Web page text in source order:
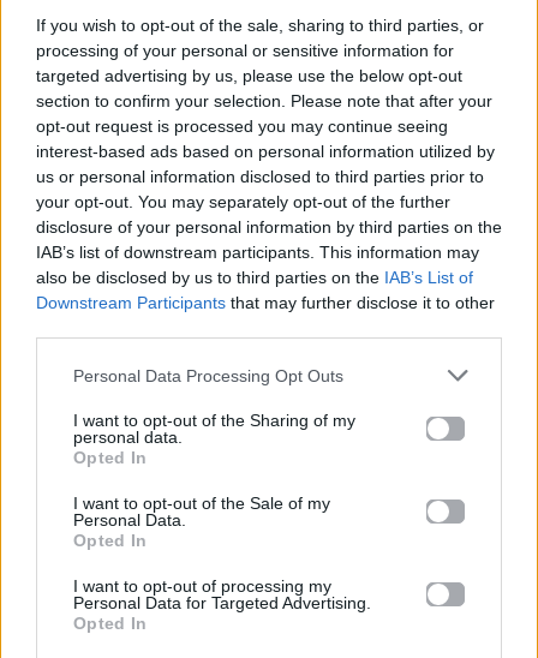
If you wish to opt-out of the sale, sharing to third parties, or
processing of your personal or sensitive information for
targeted advertising by us, please use the below opt-out
section to confirm your selection. Please note that after your
opt-out request is processed you may continue seeing
interest-based ads based on personal information utilized by
us or personal information disclosed to third parties prior to
your opt-out. You may separately opt-out of the further
disclosure of your personal information by third parties on the
IAB’s list of downstream participants. This information may
also be disclosed by us to third parties on the IAB’s List of
Downstream Participants that may further disclose it to other
Personal Data Processing Opt Outs
I want to opt-out of the Sharing of my
personal data.
Opted In
I want to opt-out of the Sale of my
Personal Data.
Opted In
I want to opt-out of processing my
Personal Data for Targeted Advertising.
Opted In
Be Okay»του 2023 την καθιέρωσε ως μια φωνή
που μάχεται για την αυτοπεποίθηση και τη
γυναικεία ενδυνάμωση.
Γιώργος Καπουτζίδης – Μαρία Κοζάκου: «Αυτό
που συμβαίνει φέτος με τον Akyla δεν έχει
ξαναγίνει»